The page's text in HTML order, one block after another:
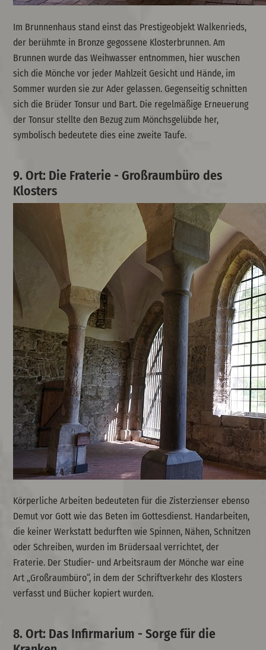
Im Brunnenhaus stand einst das Prestigeobjekt Walkenrieds,
der berühmte in Bronze gegossene Klosterbrunnen. Am
Brunnen wurde das Weihwasser entnommen, hier wuschen
sich die Mönche vor jeder Mahlzeit Gesicht und Hände, im
Sommer wurden sie zur Ader gelassen. Gegenseitig schnitten
sich die Brüder Tonsur und Bart. Die regelmäßige Erneuerung
der Tonsur stellte den Bezug zum Mönchsgelübde her,
symbolisch bedeutete dies eine zweite Taufe.
9. Ort: Die Fraterie - Großraumbüro des
Klosters
Körperliche Arbeiten bedeuteten für die Zisterzienser ebenso
Demut vor Gott wie das Beten im Gottesdienst. Handarbeiten,
die keiner Werkstatt bedurften wie Spinnen, Nähen, Schnitzen
oder Schreiben, wurden im Brüdersaal verrichtet, der
Fraterie. Der Studier- und Arbeitsraum der Mönche war eine
Art „Großraumbüro“, in dem der Schriftverkehr des Klosters
verfasst und Bücher kopiert wurden.
8. Ort: Das Infirmarium - Sorge für die